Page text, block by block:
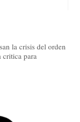
la crisis del orden
critica para